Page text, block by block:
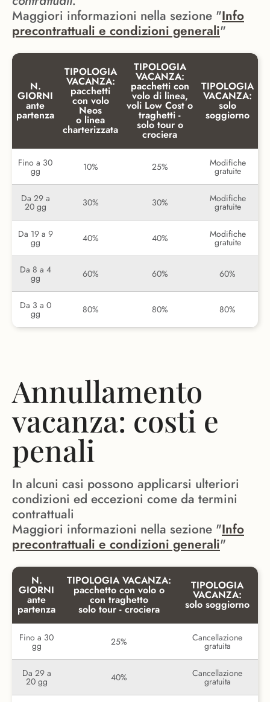
Maggiori informazioni nella sezione "Info
precontrattuali e condizioni generali"
N.
GIORNI
ante
partenza
TIPOLOGIA
VACANZA:
pacchetti
con volo
Neos
o linea
charterizzata
TIPOLOGIA
VACANZA:
pacchetti con
volo di linea,
voli Low Cost o
traghetti -
solo tour o
crociera
TIPOLOGIA
VACANZA:
solo
soggiorno
Fino a 30
gg 10% 25% Modifiche
gratuite
Da 29 a
20 gg 30% 30% Modifiche
gratuite
Da 19 a 9
gg 40% 40% Modifiche
gratuite
Da 8 a 4
gg 60% 60% 60%
Da 3 a 0
gg 80% 80% 80%
Annullamento
vacanza: costi e
penali
In alcuni casi possono applicarsi ulteriori
condizioni ed eccezioni come da termini
contrattuali
Maggiori informazioni nella sezione "Info
precontrattuali e condizioni generali"
N.
GIORNI
ante
partenza
TIPOLOGIA VACANZA:
pacchetto con volo o
con traghetto
solo tour - crociera
TIPOLOGIA
VACANZA:
solo soggiorno
Fino a 30
gg 25% Cancellazione
gratuita
Da 29 a
20 gg 40% Cancellazione
gratuita